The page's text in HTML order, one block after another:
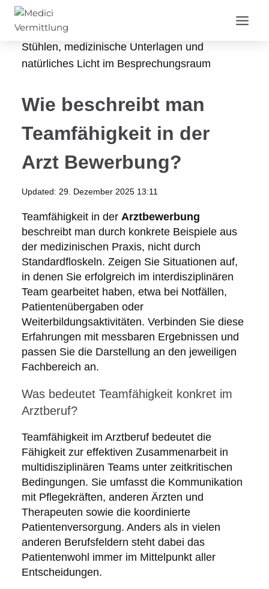
Zum
Wie beschreibt man
Teamfähigkeit in der
Arzt Bewerbung?
Updated: 29. Dezember 2025 13:11
Teamfähigkeit in der Arztbewerbung
beschreibt man durch konkrete Beispiele aus
der medizinischen Praxis, nicht durch
Standardfloskeln. Zeigen Sie Situationen auf,
in denen Sie erfolgreich im interdisziplinären
Team gearbeitet haben, etwa bei Notfällen,
Patientenübergaben oder
Weiterbildungsaktivitäten. Verbinden Sie diese
Erfahrungen mit messbaren Ergebnissen und
passen Sie die Darstellung an den jeweiligen
Fachbereich an.
Was bedeutet Teamfähigkeit konkret im
Arztberuf?
Teamfähigkeit im Arztberuf bedeutet die
Fähigkeit zur effektiven Zusammenarbeit in
multidisziplinären Teams unter zeitkritischen
Bedingungen. Sie umfasst die Kommunikation
mit Pflegekräften, anderen Ärzten und
Therapeuten sowie die koordinierte
Patientenversorgung. Anders als in vielen
anderen Berufsfeldern steht dabei das
Patientenwohl immer im Mittelpunkt aller
Entscheidungen.